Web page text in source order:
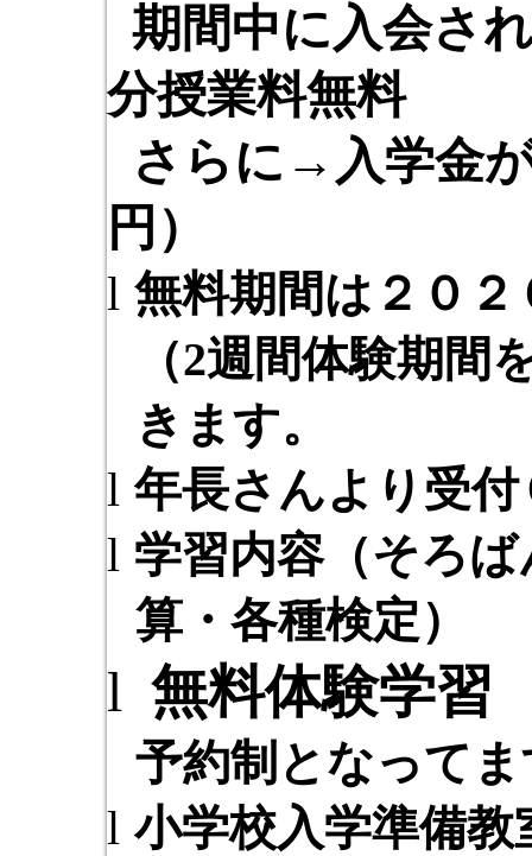
期間中に入会さ
分授業料無料
さらに→入学金
円）
l 無料期間は２０２
（2週間体験期間
きます。
l 年長さんより受付
l 学習内容（そろ
算・各種検定）
l 無料体験
予約制となって
l 小学校入学準備教